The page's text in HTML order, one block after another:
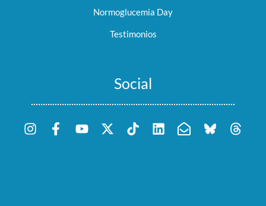
Normoglucemia Day
Testimonios
Social